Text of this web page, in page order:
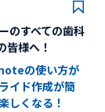
のすべての歯科
皆様へ！
の使い方が
イド作成が簡
しくなる！